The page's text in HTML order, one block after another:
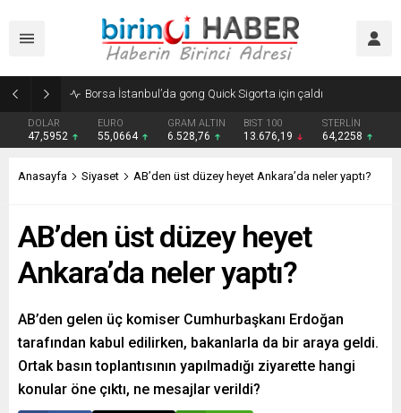
Borsa İstanbul’da gong Quick Sigorta için çaldı
DOLAR
47,5952
EURO
55,0664
GRAM ALTIN
6.528,76
BIST 100
13.676,19
STERLİN
64,2258
Anasayfa Siyaset AB’den üst düzey heyet Ankara’da neler yaptı?
AB’den üst düzey heyet
Ankara’da neler yaptı?
AB’den gelen üç komiser Cumhurbaşkanı Erdoğan
tarafından kabul edilirken, bakanlarla da bir araya geldi.
Ortak basın toplantısının yapılmadığı ziyarette hangi
konular öne çıktı, ne mesajlar verildi?